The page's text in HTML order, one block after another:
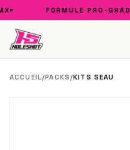
FORMULE PRO-GRADE
ACCUEIL/PACKS/KITS SEAU